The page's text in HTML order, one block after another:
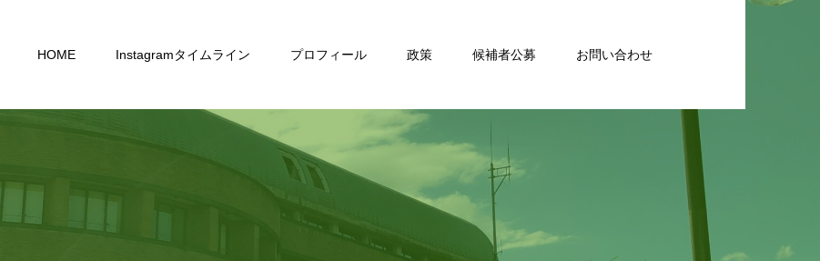
HOME Instagramタイムライン プロフィール 政策 候補者公募 お問い合わせ